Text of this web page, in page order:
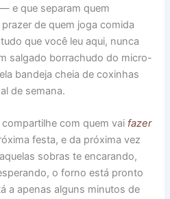
e que separam quem
de quem joga comida
que você leu aqui, nunca
salgado borrachudo do micro-
bandeja cheia de coxinhas
de semana.
com quem vai fazer
festa, e da próxima vez
sobras te encarando,
o forno está pronto
a apenas alguns minutos de